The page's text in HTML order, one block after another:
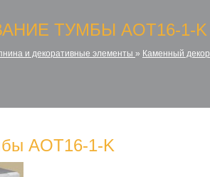
ТУМБЫ AOT16-1-K
и декоративные элементы » Каменный декор
AOT16-1-K